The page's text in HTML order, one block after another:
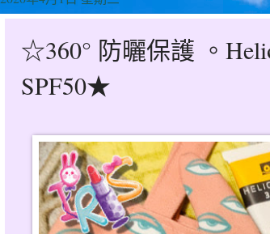
☆360° 防曬保護 。
SPF50★